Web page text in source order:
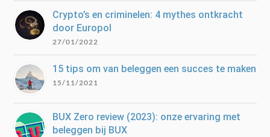
Crypto’s en criminelen: 4 mythes ontkracht
door Europol
27/01/2022
15 tips om van beleggen een succes te maken
15/11/2021
BUX Zero review (2023): onze ervaring met
beleggen bij BUX